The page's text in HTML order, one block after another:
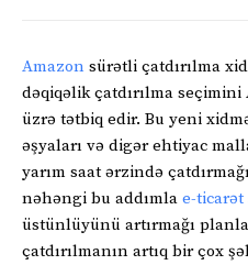
Amazon sürətli çatdırılma
dəqiqəlik çatdırılma seçimini
üzrə tətbiq edir. Bu yeni
əşyaları və digər ehtiyac
yarım saat ərzində
nəhəngi bu addımla e-ticarət
üstünlüyünü artırmağı
çatdırılmanın artıq bir çox